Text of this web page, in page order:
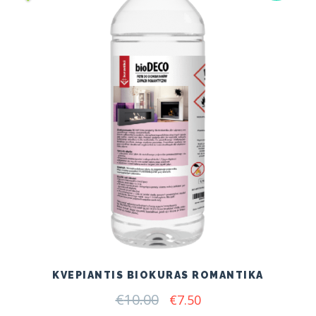
KVEPIANTIS BIOKURAS ROMANTIKA
€10.00 Original
€7.50Current